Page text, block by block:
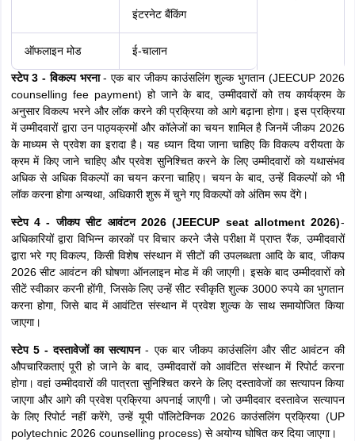
इंटरनेट बैंकिंग
ऑफलाइन मोड ई-चालान
स्टेप 3 - विकल्प भरना- एक बार जीकप काउंसलिंग शुल्क भुगतान (JEECUP 2026
counselling fee payment) हो जाने के बाद, उम्मीदवारों को तय कार्यक्रम के
अनुसार विकल्प भरने और लॉक करने की प्रक्रिया को आगे बढ़ाना होगा। इस प्रक्रिया
में उम्मीदवारों द्वारा उन पाठ्यक्रमों और कॉलेजों का चयन शामिल है जिनमें जीकप 2026
के माध्यम से प्रवेश का इरादा है। यह ध्यान दिया जाना चाहिए कि विकल्प वरीयता के
क्रम में किए जाने चाहिए और प्रवेश सुनिश्चित करने के लिए उम्मीदवारों को यथासंभव
अधिक से अधिक विकल्पों का चयन करना चाहिए। चयन के बाद, उन्हें विकल्पों को भी
लॉक करना होगा अन्यथा, अधिकारी शुरू में चुने गए विकल्पों को अंतिम रूप देंगे।
स्टेप 4 - जीकप सीट आवंटन 2026 (JEECUP seat allotment 2026)-
अधिकारियों द्वारा विभिन्न कारकों पर विचार करने जैसे परीक्षा में प्राप्त रैंक, उम्मीदवारों
द्वारा भरे गए विकल्प, किसी विशेष संस्थान में सीटों की उपलब्धता आदि के बाद, जीकप
2026 सीट आवंटन की घोषणा ऑनलाइन मोड में की जाएगी। इसके बाद उम्मीदवारों को
सीटें स्वीकार करनी होंगी, जिसके लिए उन्हें सीट स्वीकृति शुल्क 3000 रुपये का भुगतान
करना होगा, जिसे बाद में आवंटित संस्थान में प्रवेश शुल्क के साथ समायोजित किया
जाएगा।
स्टेप 5 - दस्तावेजों का सत्यापन- एक बार जीकप काउंसलिंग और सीट आवंटन की
औपचारिकताएं पूरी हो जाने के बाद, उम्मीदवारों को आवंटित संस्थान में रिपोर्ट करना
होगा। वहां उम्मीदवारों की पात्रता सुनिश्चित करने के लिए दस्तावेजों का सत्यापन किया
जाएगा और आगे की प्रवेश प्रक्रिया अपनाई जाएगी। जो उम्मीदवार दस्तावेज सत्यापन
के लिए रिपोर्ट नहीं करेंगे, उन्हें यूपी पॉलिटेक्निक 2026 काउंसलिंग प्रक्रिया (UP
polytechnic 2026 counselling process) से अयोग्य घोषित कर दिया जाएगा।